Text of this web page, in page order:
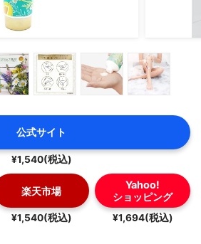
公式サイト
¥1,540(税込)
楽天市場
¥1,540(税込)
Yahoo!
ショッピング
¥1,694(税込)